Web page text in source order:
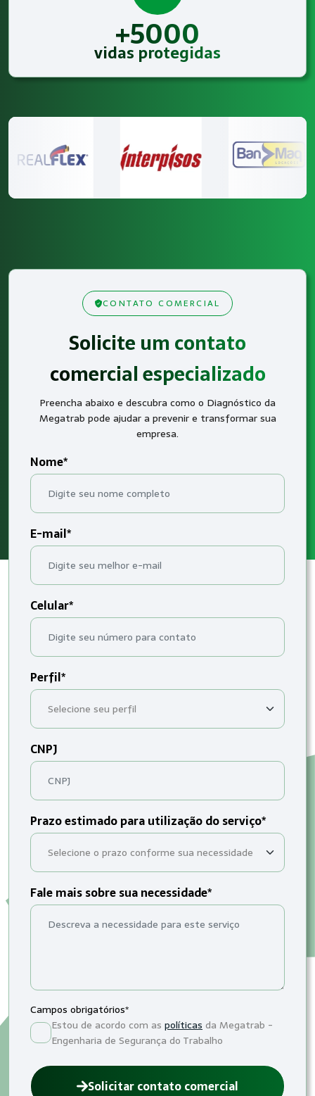
+5000
vidas protegidas
CONTATO COMERCIAL
Solicite um contato
comercial especializado
Preencha abaixo e descubra como o Diagnóstico da
Megatrab pode ajudar a prevenir e transformar sua
empresa.
Nome*
E-mail*
Celular*
Perfil*
CNPJ
Prazo estimado para utilização do serviço*
Fale mais sobre sua necessidade*
Campos obrigatórios*
Estou de acordo com as políticas da Megatrab -
Engenharia de Segurança do Trabalho
Solicitar contato comercial